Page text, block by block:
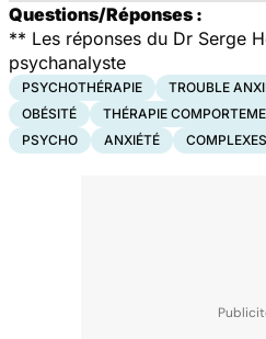
Questions/Réponses :
** Les réponses du Dr Serge
psychanalyste
PSYCHOTHÉRAPIE TROUBLE
OBÉSITÉ
THÉRAPIE
PSYCHO
ANXIÉTÉ COMPLEXES